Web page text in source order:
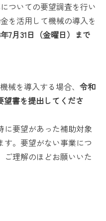
ついての要望調査を行い
を活用して機械の導入を
7月31日（金曜日）まで
械を導入する場合、 令和
望書を提出してくださ
に要望があった補助対象
す。要望がない事業につ
ご理解のほどお願いいた